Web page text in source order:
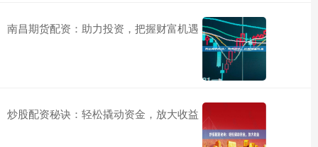
南昌期货配资：助力投资，把握财富机遇
炒股配资秘诀：轻松撬动资金，放大收益